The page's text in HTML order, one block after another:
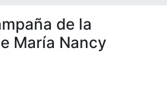
de la
María Nancy